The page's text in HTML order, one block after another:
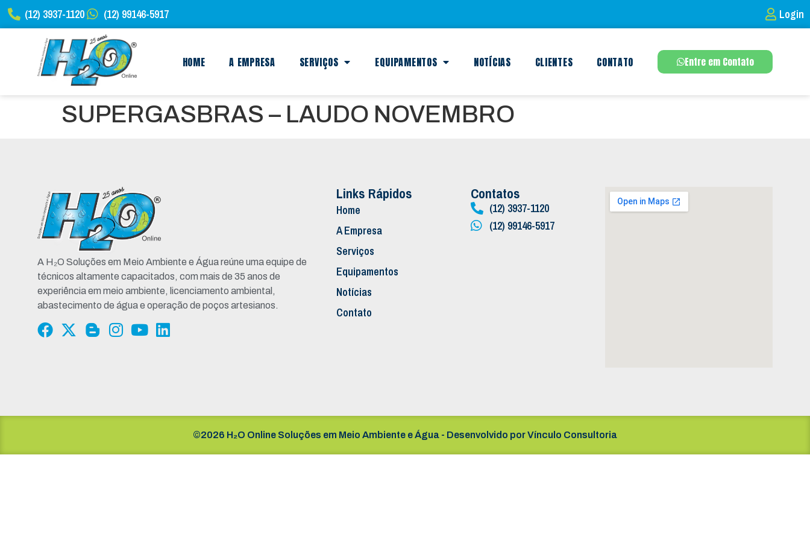
(12) 3937-1120 (12) 99146-5917 Login
HOME A EMPRESA SERVIÇOS EQUIPAMENTOS NOTÍCIAS CLIENTES CONTATO Entre em Contato
SUPERGASBRAS – LAUDO NOVEMBRO
A H₂O Soluções em Meio Ambiente e Água reúne uma equipe de
técnicos altamente capacitados, com mais de 35 anos de
experiência em meio ambiente, licenciamento ambiental,
abastecimento de água e operação de poços artesianos.
Links Rápidos
Home
A Empresa
Serviços
Equipamentos
Notícias
Contato
Contatos
(12) 3937-1120
(12) 99146-5917
©2026 H₂O Online Soluções em Meio Ambiente e Água - Desenvolvido porVínculo Consultoria